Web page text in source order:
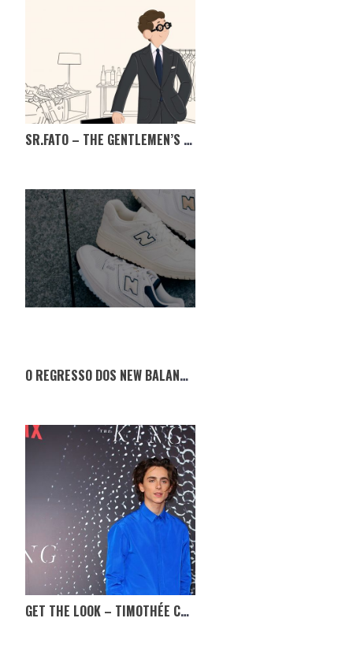
SR.FATO – THE GENTLEMEN’S MARKET, TÊM MESMO DE IR!
O REGRESSO DOS NEW BALANCE 550
GET THE LOOK – TIMOTHÉE CHALAMET